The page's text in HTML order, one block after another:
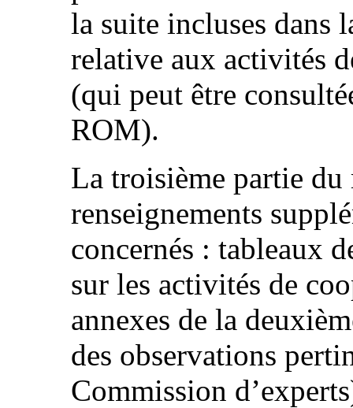
la suite incluses dans
relative aux activités
(qui peut être
ROM).
La troisième partie
renseignements
concernés : tableaux
sur les activités de
annexes de la
des observations
Commission